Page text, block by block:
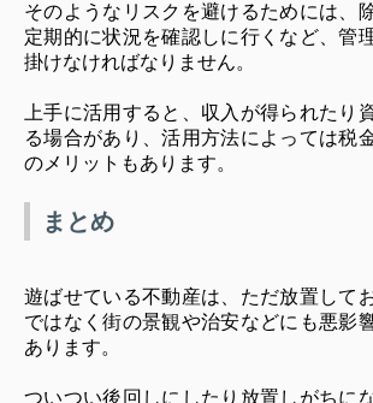
そのようなリスクを避けるためには、
定期的に状況を確認しに行くなど、管
掛けなければなりません。
上手に活用すると、収入が得られたり
る場合があり、活用方法によっては税
のメリットもあります。
まとめ
遊ばせている不動産は、ただ放置して
ではなく街の景観や治安などにも悪影
あります。
ついつい後回しにしたり放置しがちに